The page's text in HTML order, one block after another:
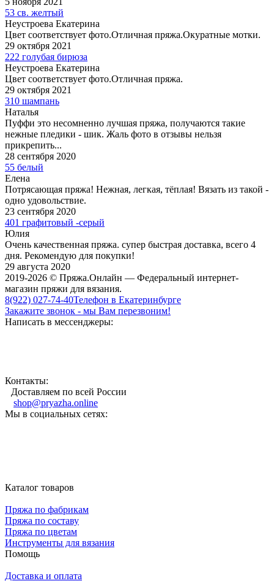
53 св. желтый
Неустроева Екатерина
Цвет соответствует фото.Отличная пряжа.Окуратные мотки.
29 октября 2021
222 голубая бирюза
Неустроева Екатерина
Цвет соответствует фото.Отличная пряжа.
29 октября 2021
310 шампань
Наталья
Пуффи это несомненно лучшая пряжа, получаются такие
нежные пледики - шик. Жаль фото в отзывы нельзя
прикрепить...
28 сентября 2020
55 белый
Елена
Потрясающая пряжа! Нежная, легкая, тёплая! Вязать из такой -
одно удовольствие.
23 сентября 2020
401 графитовый -серый
Юлия
Очень качественная пряжа. супер быстрая доставка, всего 4
дня. Рекомендую для покупки!
29 августа 2020
2019-2026 © Пряжа.Онлайн — Федеральный интернет-
магазин пряжи для вязания.
8(922) 027-74-40Телефон в Екатеринбурге
Закажите звонок - мы Вам перезвоним!
Написать в мессенджеры:
Контакты:
Доставляем по всей России
shop@pryazha.online
Мы в социальных сетях:
Каталог товаров
Пряжа по фабрикам
Пряжа по составу
Пряжа по цветам
Инструменты для вязания
Помощь
Доставка и оплата